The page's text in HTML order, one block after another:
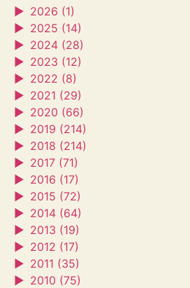
► 2026 (1)
► 2025 (14)
► 2024 (28)
► 2023 (12)
► 2022 (8)
► 2021 (29)
► 2020 (66)
► 2019 (214)
► 2018 (214)
► 2017 (71)
► 2016 (17)
► 2015 (72)
► 2014 (64)
► 2013 (19)
► 2012 (17)
► 2011 (35)
► 2010 (75)